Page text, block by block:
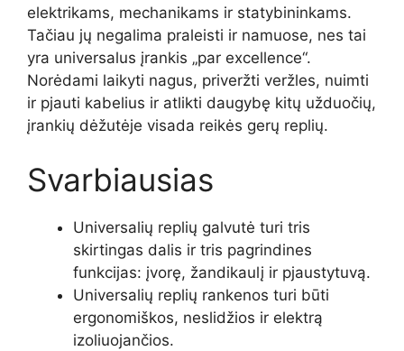
elektrikams, mechanikams ir statybininkams.
Tačiau jų negalima praleisti ir namuose, nes tai
yra universalus įrankis „par excellence“.
Norėdami laikyti nagus, priveržti veržles, nuimti
ir pjauti kabelius ir atlikti daugybę kitų užduočių,
įrankių dėžutėje visada reikės gerų replių.
Svarbiausias
Universalių replių galvutė turi tris
skirtingas dalis ir tris pagrindines
funkcijas: įvorę, žandikaulį ir pjaustytuvą.
Universalių replių rankenos turi būti
ergonomiškos, neslidžios ir elektrą
izoliuojančios.